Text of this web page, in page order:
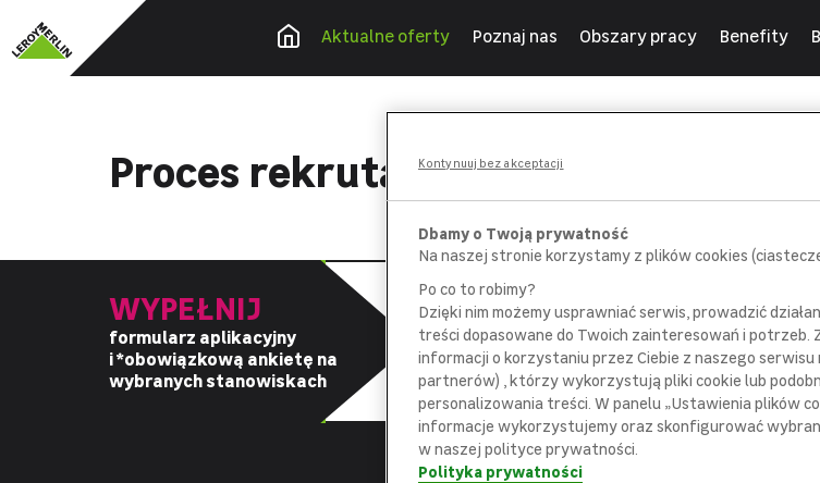
Aktualne oferty Poznaj nas Obszary pracy Benefity
Proces rekrutacyjny
WYPEŁNIJ
formularz aplikacyjny
i *obowiązkową ankietę na
wybranych stanowiskach
POROZMAWIAJ
z pracownikiem
działu rekrutacji
z
Dbamy o Twoją prywatność
Na naszej stronie korzystamy z plików cookies
Po co to robimy?
Dzięki nim możemy usprawniać serwis, prowadzić
treści dopasowane do Twoich zainteresowań i potrzeb.
informacji o korzystaniu przez Ciebie z naszego serwisu
partnerów) , którzy wykorzystują pliki cookie lub
personalizowania treści. W panelu „Ustawienia plików
informacje wykorzystujemy oraz skonfigurować
w naszej polityce prywatności.
Polityka prywatności
Kontynuuj bez akceptacji